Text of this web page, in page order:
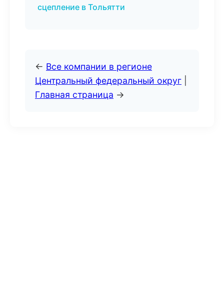
сцепление в Тольятти
← Все компании в регионе
Центральный федеральный округ
Главная страница →